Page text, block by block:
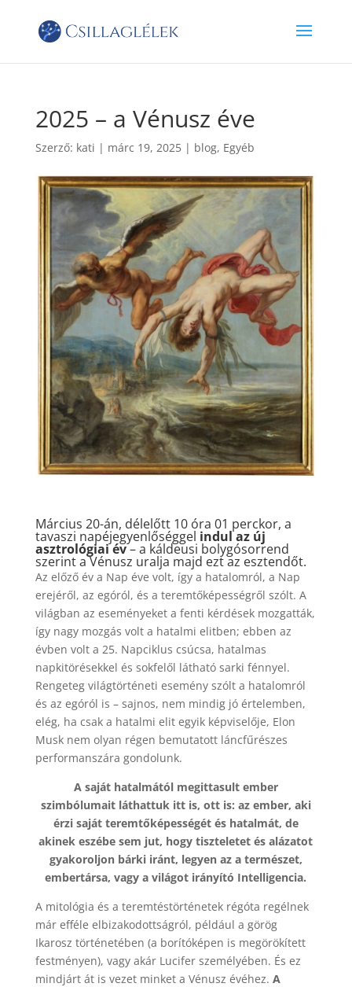
2025 – a Vénusz éve
Szerző: kati | márc 19, 2025| blog, Egyéb
Március 20-án, délelőtt 10 óra 01 perckor, a
tavaszi napéjegyenlőséggel indul az új
asztrológiai év– a káldeusi bolygósorrend
szerint a Vénusz uralja majd ezt az esztendőt.
Az előző év a Nap éve volt, így a hatalomról, a Nap
erejéről, az egóról, és a teremtőképességről szólt. A
világban az eseményeket a fenti kérdések mozgatták,
így nagy mozgás volt a hatalmi elitben; ebben az
évben volt a 25. Napciklus csúcsa, hatalmas
napkitörésekkel és sokfelől látható sarki fénnyel.
Rengeteg világtörténeti esemény szólt a hatalomról
és az egóról is – sajnos, nem mindig jó értelemben,
elég, ha csak a hatalmi elit egyik képviselője, Elon
Musk nem olyan régen bemutatott láncfűrészes
performanszára gondolunk.
A saját hatalmától megittasult ember
szimbólumait láthattuk itt is, ott is: az ember, aki
érzi saját teremtőképességét és hatalmát, de
akinek eszébe sem jut, hogy tiszteletet és alázatot
gyakoroljon bárki iránt, legyen az a természet,
embertársa, vagy a világot irányító Intelligencia.
A mitológia és a teremtéstörténetek régóta regélnek
már efféle elbizakodottságról, például a görög
Ikarosz történetében (a borítóképen is megörökített
festményen), vagy akár Lucifer személyében. És ez
mindjárt át is vezet minket a Vénusz évéhez. A